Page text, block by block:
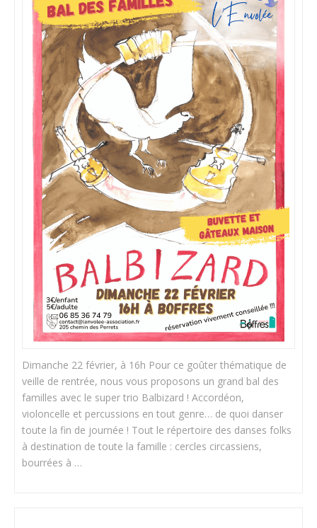
Dimanche 22 février, à 16h Pour ce goûter thématique de
veille de rentrée, nous vous proposons un grand bal des
familles avec le super trio Balbizard ! Accordéon,
violoncelle et percussions en tout genre… de quoi danser
toute la fin de journée ! Tout le répertoire des danses folks
à destination de toute la famille : cercles circassiens,
bourrées à …